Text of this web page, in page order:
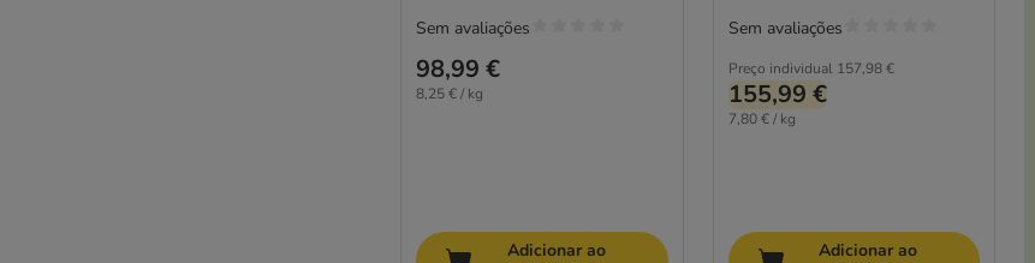
98,99 €
8,25 € / kg
Sem avaliações
Adicionar ao
Preço individual 157,98 €
155,99 €
7,80 € / kg
Sem avaliações
Adicionar ao